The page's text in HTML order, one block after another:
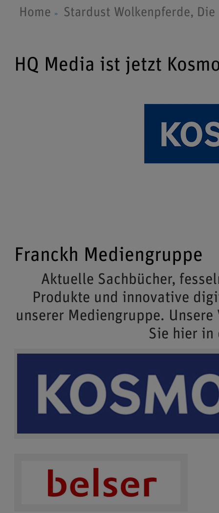
Home Stardust Wolkenpferde,
HQ Media ist jetzt
Franckh Mediengruppe
Aktuelle Sachbücher,
Produkte und innovative
unserer Mediengruppe.
Sie hier in